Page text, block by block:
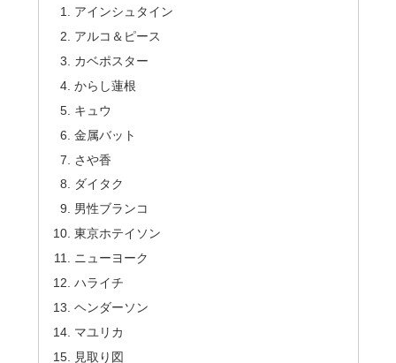
アインシュタイン
アルコ＆ピース
カベポスター
からし蓮根
キュウ
金属バット
さや香
ダイタク
男性ブランコ
東京ホテイソン
ニューヨーク
ハライチ
ヘンダーソン
マユリカ
見取り図